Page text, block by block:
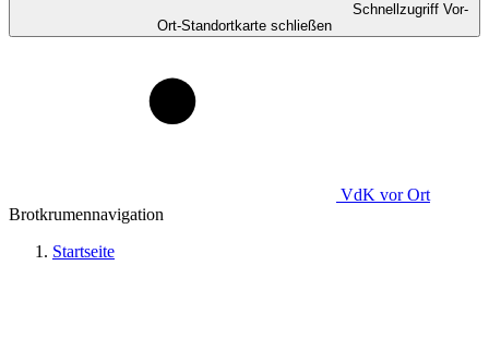
Schnellzugriff Vor-
Ort-Standortkarte schließen
VdK vor Ort
Brotkrumennavigation
Startseite